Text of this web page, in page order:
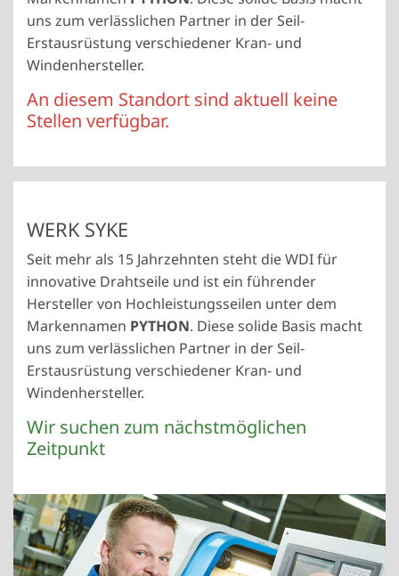
uns zum verlässlichen Partner in der Seil-
Erstausrüstung verschiedener Kran- und
Windenhersteller.
An diesem Standort sind aktuell keine
Stellen verfügbar.
WERK SYKE
Seit mehr als 15 Jahrzehnten steht die WDI für
innovative Drahtseile und ist ein führender
Hersteller von Hochleistungsseilen unter dem
Markennamen PYTHON. Diese solide Basis macht
uns zum verlässlichen Partner in der Seil-
Erstausrüstung verschiedener Kran- und
Windenhersteller.
Wir suchen zum nächstmöglichen
Zeitpunkt